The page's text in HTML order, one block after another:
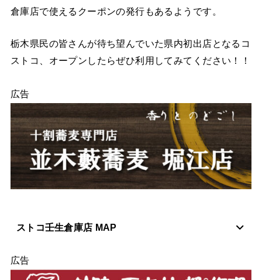
倉庫店で使えるクーポンの発行もあるようです。
栃木県民の皆さんが待ち望んでいた県内初出店となるコ
ストコ、オープンしたらぜひ利用してみてください！！
広告
ストコ壬生倉庫店 MAP
広告